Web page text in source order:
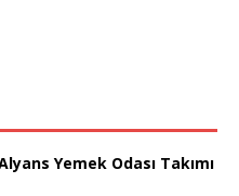
Yemek Odası Takımı